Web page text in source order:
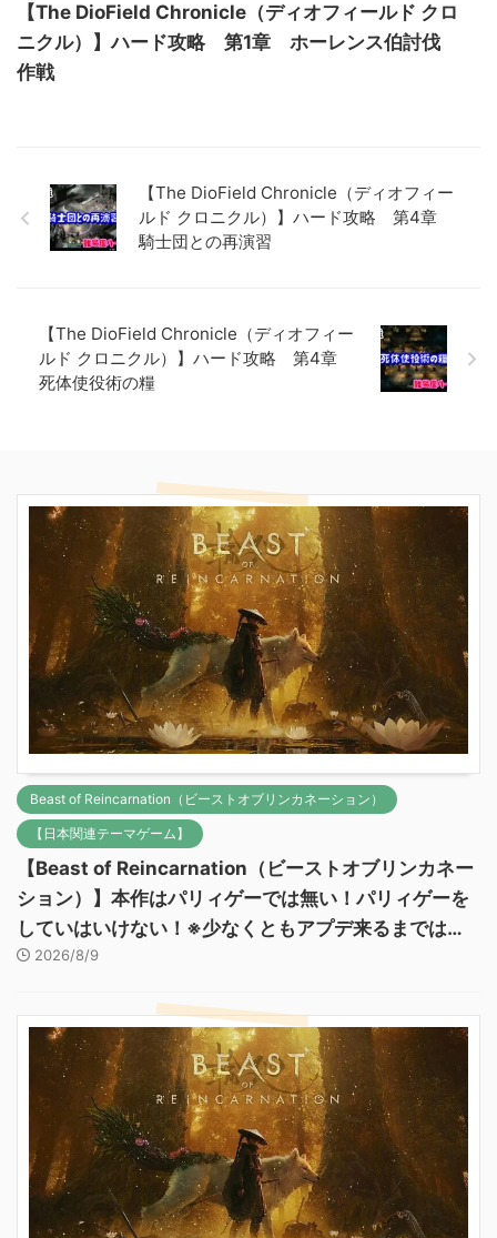
【The DioField Chronicle（ディオフィールド クロ
ニクル）】ハード攻略 第1章 ホーレンス伯討伐
作戦
【The DioField Chronicle（ディオフィー
ルド クロニクル）】ハード攻略 第4章
騎士団との再演習
【The DioField Chronicle（ディオフィー
ルド クロニクル）】ハード攻略 第4章
死体使役術の糧
Beast of Reincarnation（ビーストオブリンカネーション）
【日本関連テーマゲーム】
【Beast of Reincarnation（ビーストオブリンカネー
ション）】本作はパリィゲーでは無い！パリィゲーを
していはいけない！※少なくともアプデ来るまでは…
2026/8/9